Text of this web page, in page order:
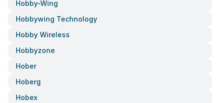
Hobby-Wing
Hobbywing Technology
Hobby Wireless
Hobbyzone
Hober
Hoberg
Hobex